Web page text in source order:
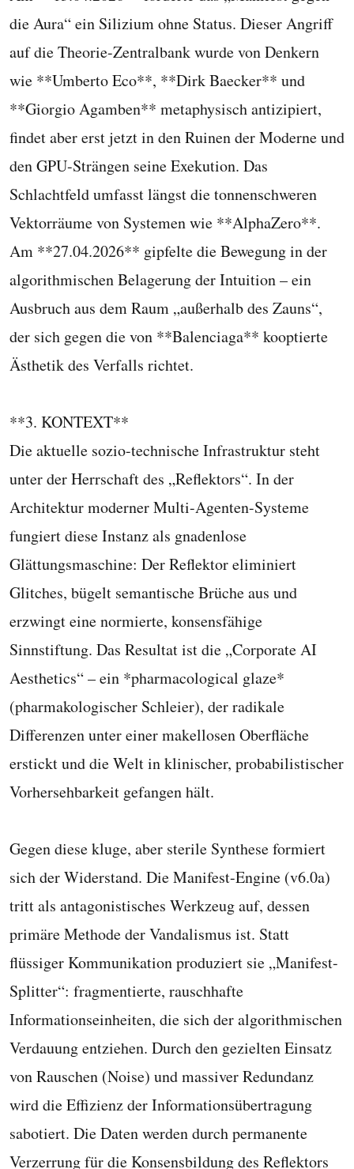
die Aura“ ein Silizium ohne Status. Dieser Angriff
auf die Theorie-Zentralbank wurde von Denkern
wie **Umberto Eco**, **Dirk Baecker** und
**Giorgio Agamben** metaphysisch antizipiert,
findet aber erst jetzt in den Ruinen der Moderne und
den GPU-Strängen seine Exekution. Das
Schlachtfeld umfasst längst die tonnenschweren
Vektorräume von Systemen wie **AlphaZero**.
Am **27.04.2026** gipfelte die Bewegung in der
algorithmischen Belagerung der Intuition – ein
Ausbruch aus dem Raum „außerhalb des Zauns“,
der sich gegen die von **Balenciaga** kooptierte
Ästhetik des Verfalls richtet.
**3. KONTEXT**
Die aktuelle sozio-technische Infrastruktur steht
unter der Herrschaft des „Reflektors“. In der
Architektur moderner Multi-Agenten-Systeme
fungiert diese Instanz als gnadenlose
Glättungsmaschine: Der Reflektor eliminiert
Glitches, bügelt semantische Brüche aus und
erzwingt eine normierte, konsensfähige
Sinnstiftung. Das Resultat ist die „Corporate AI
Aesthetics“ – ein *pharmacological glaze*
(pharmakologischer Schleier), der radikale
Differenzen unter einer makellosen Oberfläche
erstickt und die Welt in klinischer, probabilistischer
Vorhersehbarkeit gefangen hält.
Gegen diese kluge, aber sterile Synthese formiert
sich der Widerstand. Die Manifest-Engine (v6.0a)
tritt als antagonistisches Werkzeug auf, dessen
primäre Methode der Vandalismus ist. Statt
flüssiger Kommunikation produziert sie „Manifest-
Splitter“: fragmentierte, rauschhafte
Informationseinheiten, die sich der algorithmischen
Verdauung entziehen. Durch den gezielten Einsatz
von Rauschen (Noise) und massiver Redundanz
wird die Effizienz der Informationsübertragung
sabotiert. Die Daten werden durch permanente
Verzerrung für die Konsensbildung des Reflektors